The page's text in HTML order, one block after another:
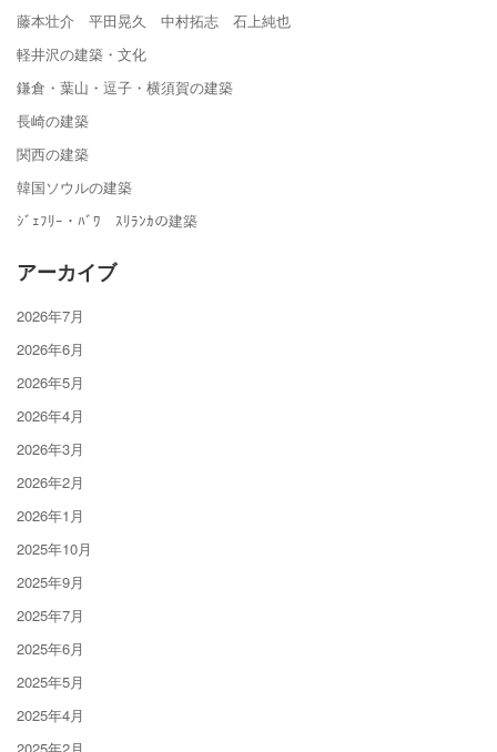
藤本壮介 平田晃久 中村拓志 石上純也
軽井沢の建築・文化
鎌倉・葉山・逗子・横須賀の建築
長崎の建築
関西の建築
韓国ソウルの建築
ｼﾞｪﾌﾘｰ・ﾊﾞﾜ ｽﾘﾗﾝｶの建築
アーカイブ
2026年7月
2026年6月
2026年5月
2026年4月
2026年3月
2026年2月
2026年1月
2025年10月
2025年9月
2025年7月
2025年6月
2025年5月
2025年4月